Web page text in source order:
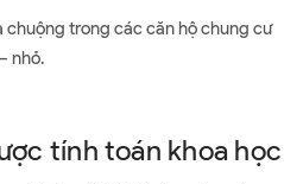
chuộng trong các căn hộ chung cư
nhỏ.
tính toán khoa học